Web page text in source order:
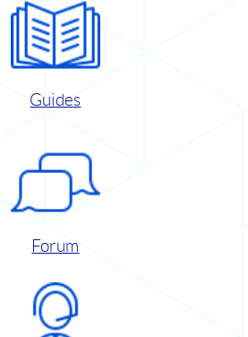
Guides
Forum